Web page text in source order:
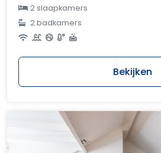
2 slaapkamers
2 badkamers
Bekijken